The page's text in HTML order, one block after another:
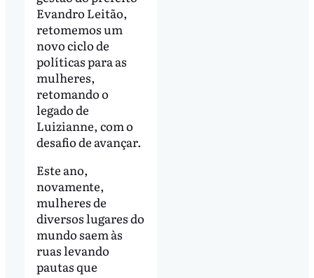
Evandro Leitão,
retomemos um
novo ciclo de
políticas para as
mulheres,
retomando o
legado de
Luizianne, com o
desafio de avançar.
Este ano,
novamente,
mulheres de
diversos lugares do
mundo saem às
ruas levando
pautas que